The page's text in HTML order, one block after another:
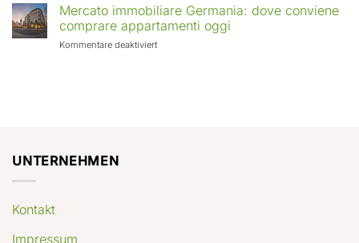
in
crescita
rendimenti
casa
a
Berlino
con
Mercato immobiliare Germania: dove conviene
comprare appartamenti oggi
Kommentare deaktiviertfür
UNTERNEHMEN
Kontakt
Impressum